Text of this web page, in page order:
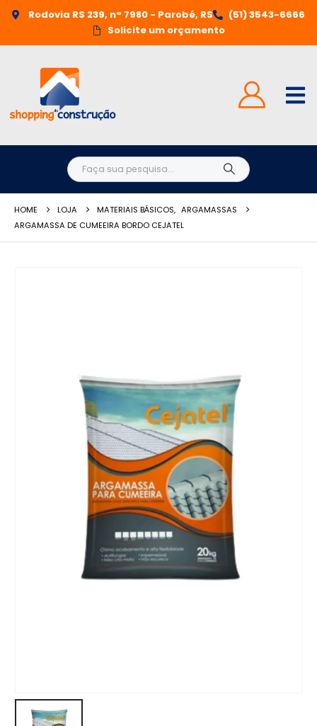
Rodovia RS 239, n° 7980 - Parobé, RS
(51) 3543-6666
Solicite um orçamento
HOME LOJA MATERIAIS BÁSICOS, ARGAMASSAS
ARGAMASSA DE CUMEEIRA BORDO CEJATEL